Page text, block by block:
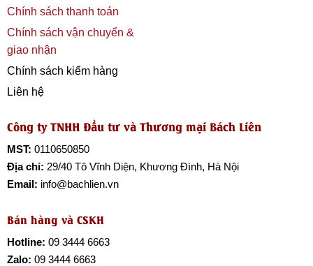
Chính sách thanh toán
Chính sách vận chuyển &
giao nhận
Chính sách kiểm hàng
Liên hệ
Công ty TNHH Đầu tư và Thương mại Bách Liên
MST: 0110650850
Địa chỉ: 29/40 Tô Vĩnh Diện, Khương Đình, Hà Nội
Email: info@bachlien.vn
Bán hàng và CSKH
Hotline: 09 3444 6663
Zalo: 09 3444 6663